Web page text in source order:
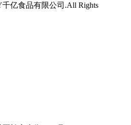
亿食品有限公司.All Rights